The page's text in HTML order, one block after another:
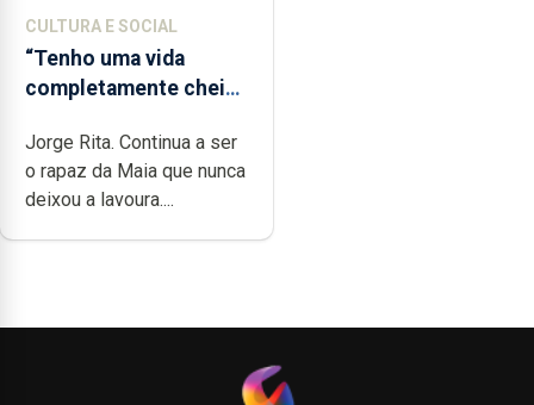
CULTURA E SOCIAL
“Tenho uma vida
completamente cheia
dedicação, gosto e
muita paixão”
Jorge Rita. Continua a ser
o rapaz da Maia que nunca
deixou a lavoura....